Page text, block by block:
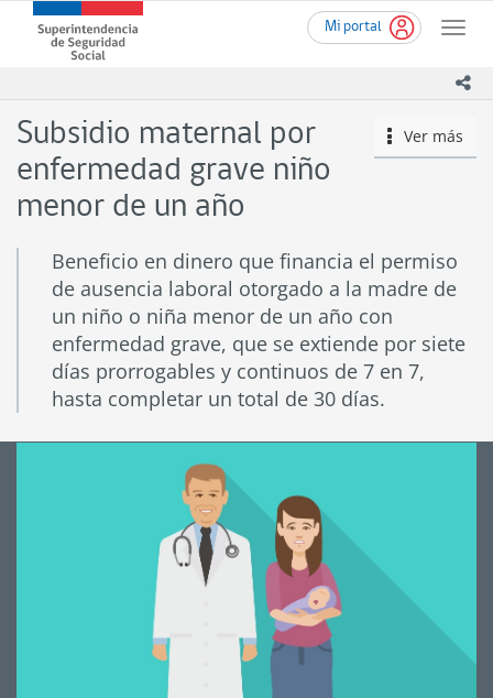
contenido
Mi portal
Toggle
Superintendencia
de
(SUSESO)
-
Gobierno
de
Chile
icono
Ver más
Subsidio maternal por
enfermedad grave niño
menor de un año
Beneficio en dinero que financia el permiso
de ausencia laboral otorgado a la madre de
un niño o niña menor de un año con
enfermedad grave, que se extiende por siete
días prorrogables y continuos de 7 en 7,
hasta completar un total de 30 días.